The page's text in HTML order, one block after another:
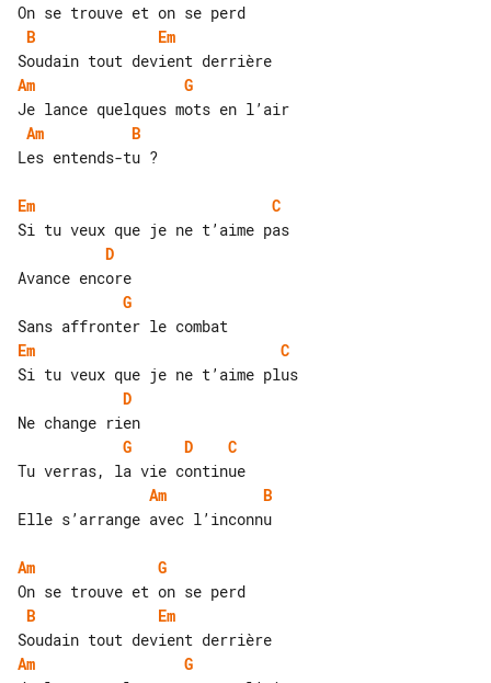
B
Em
Am
G
Am
B
Les entends-tu ?
Em
C
D
G
Em
C
D
G
D
C
Am
B
Elle s’arrange avec l’inconnu
Am
G
B
Em
Am
G